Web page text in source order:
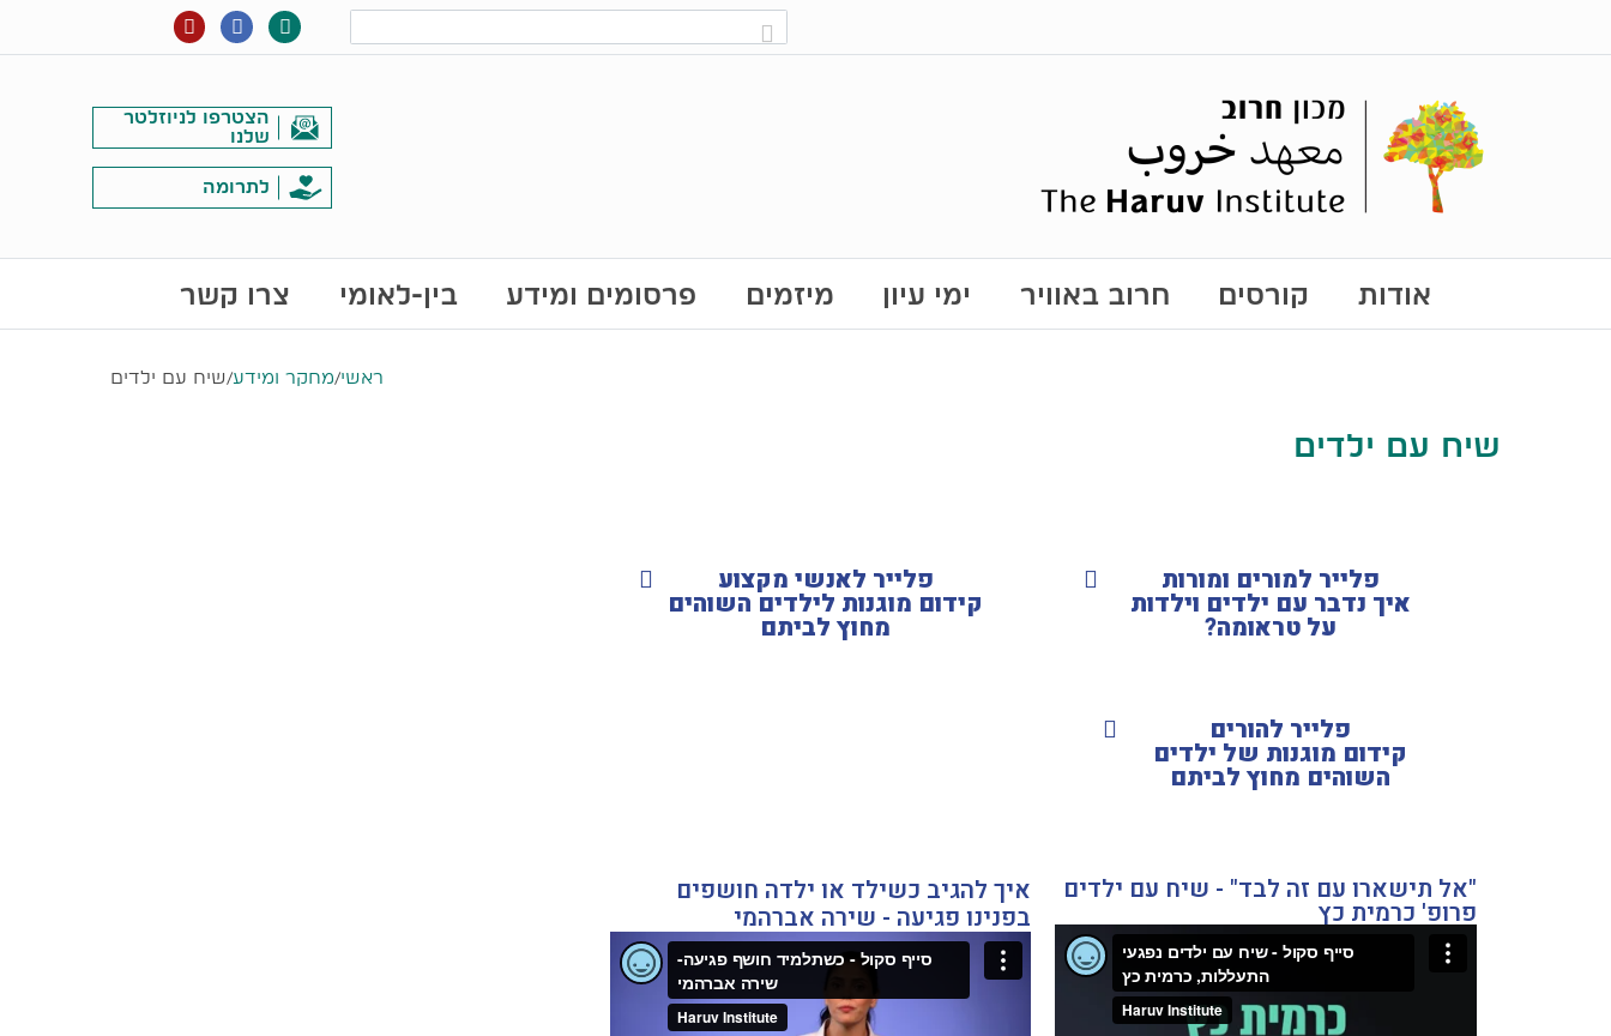
הצטרפו לניוזלטר
שלנו
לתרומה
אודות קורסים חרוב באוויר ימי עיון מיזמים פרסומים ומידע בין-לאומי צרו קשר
ראשי/מחקר ומידע/שיח עם ילדים
שיח עם ילדים
פלייר למורים ומורות
איך נדבר עם ילדים וילדות
על טראומה?
פלייר להורים
קידום מוגנות של ילדים
השוהים מחוץ לביתם
פלייר לאנשי מקצוע
קידום מוגנות לילדים השוהים
מחוץ לביתם
"אל תישארו עם זה לבד" - שיח עם ילדים
פרופ' כרמית כץ
איך להגיב כשילד או ילדה חושפים
בפנינו פגיעה - שירה אברהמי